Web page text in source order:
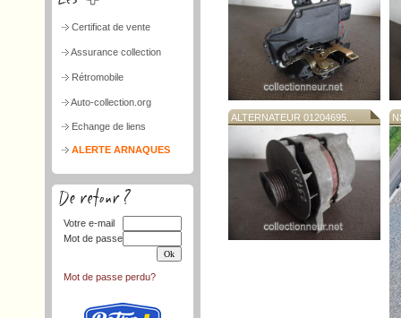
Certificat de vente
Assurance collection
Rétromobile
Auto-collection.org
Echange de liens
ALERTE ARNAQUES
Votre e-mail
Mot de passe
Mot de passe perdu?
ALTERNATEUR 01204695...